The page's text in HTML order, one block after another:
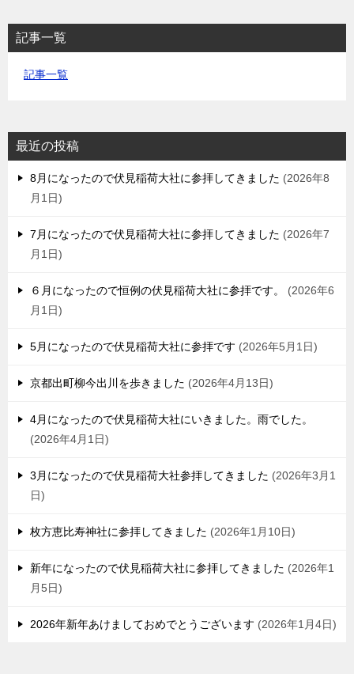
記事一覧
記事一覧
最近の投稿
8月になったので伏見稲荷大社に参拝してきました
2026年8
月1日
7月になったので伏見稲荷大社に参拝してきました
2026年7
月1日
６月になったので恒例の伏見稲荷大社に参拝です。
2026年6
月1日
5月になったので伏見稲荷大社に参拝です 2026年5月1日
京都出町柳今出川を歩きました 2026年4月13日
4月になったので伏見稲荷大社にいきました。雨でした。
2026年4月1日
3月になったので伏見稲荷大社参拝してきました
2026年3月1
日
枚方恵比寿神社に参拝してきました 2026年1月10日
新年になったので伏見稲荷大社に参拝してきました
2026年1
月5日
2026年新年あけましておめでとうございます 2026年1月4日